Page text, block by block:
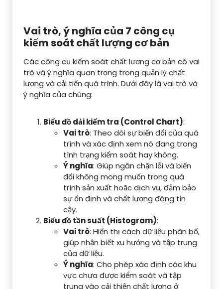
Vai trò, ý nghĩa của 7 công cụ
kiểm soát chất lượng cơ bản
Các công cụ kiểm soát chất lượng cơ bản có vai
trò và ý nghĩa quan trọng trong quản lý chất
lượng và cải tiến quá trình. Dưới đây là vai trò và
ý nghĩa của chúng:
Biểu đồ dải kiểm tra (Control Chart):
Vai trò: Theo dõi sự biến đổi của quá
trình và xác định xem nó đang trong
tình trạng kiểm soát hay không.
Ý nghĩa: Giúp ngăn chặn lỗi và biến
đổi không mong muốn trong quá
trình sản xuất hoặc dịch vụ, đảm bảo
sự ổn định và chất lượng đáng tin
cậy.
Biểu đồ tần suất (Histogram):
Vai trò: Hiển thị cách dữ liệu phân bố,
giúp nhận biết xu hướng và tập trung
của dữ liệu.
Ý nghĩa: Cho phép xác định các khu
vực chưa được kiểm soát và tập
trung vào cải thiện chất lượng ở